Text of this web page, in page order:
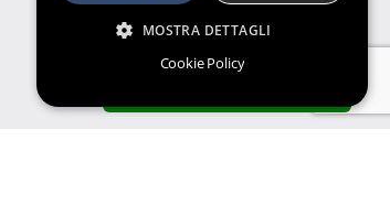
MOSTRA DETTAGLI
Cookie Policy